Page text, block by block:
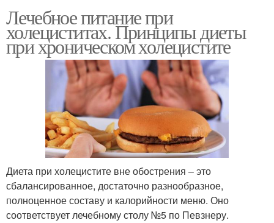
Лечебное питание при
холециститах. Принципы диеты
при хроническом холецистите
Диета при холецистите вне обострения – это
сбалансированное, достаточно разнообразное,
полноценное составу и калорийности меню. Оно
соответствует лечебному столу №5 по Певзнеру.